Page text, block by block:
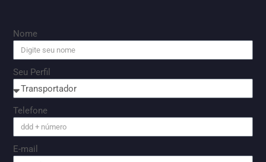
Nome
Seu Perfil
Telefone
E-mail